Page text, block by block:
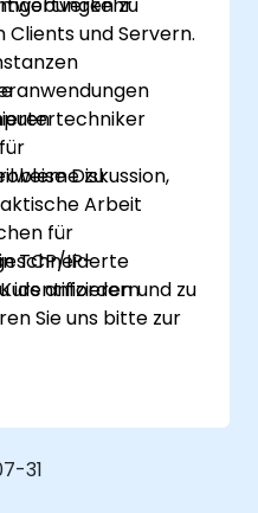
und Servern.
zu
für
TCP/IP-
identifizieren und zu
Diskussion,
Arbeit
anfordern
Sie uns bitte zur
31